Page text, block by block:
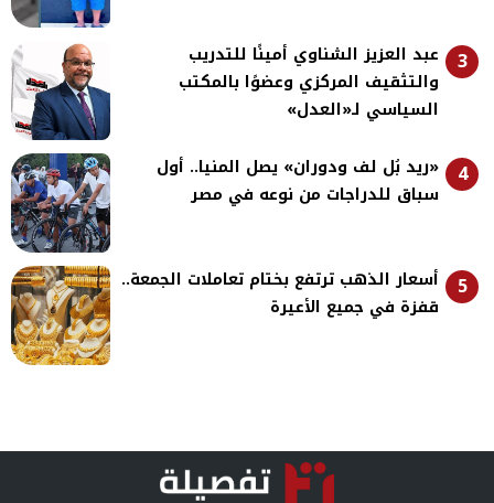
3
عبد العزيز الشناوي أمينًا للتدريب
والتثقيف المركزي وعضوًا بالمكتب
السياسي لـ«العدل»
4
«ريد بُل لف ودوران» يصل المنيا.. أول
سباق للدراجات من نوعه في مصر
5
أسعار الذهب ترتفع بختام تعاملات الجمعة..
قفزة في جميع الأعيرة